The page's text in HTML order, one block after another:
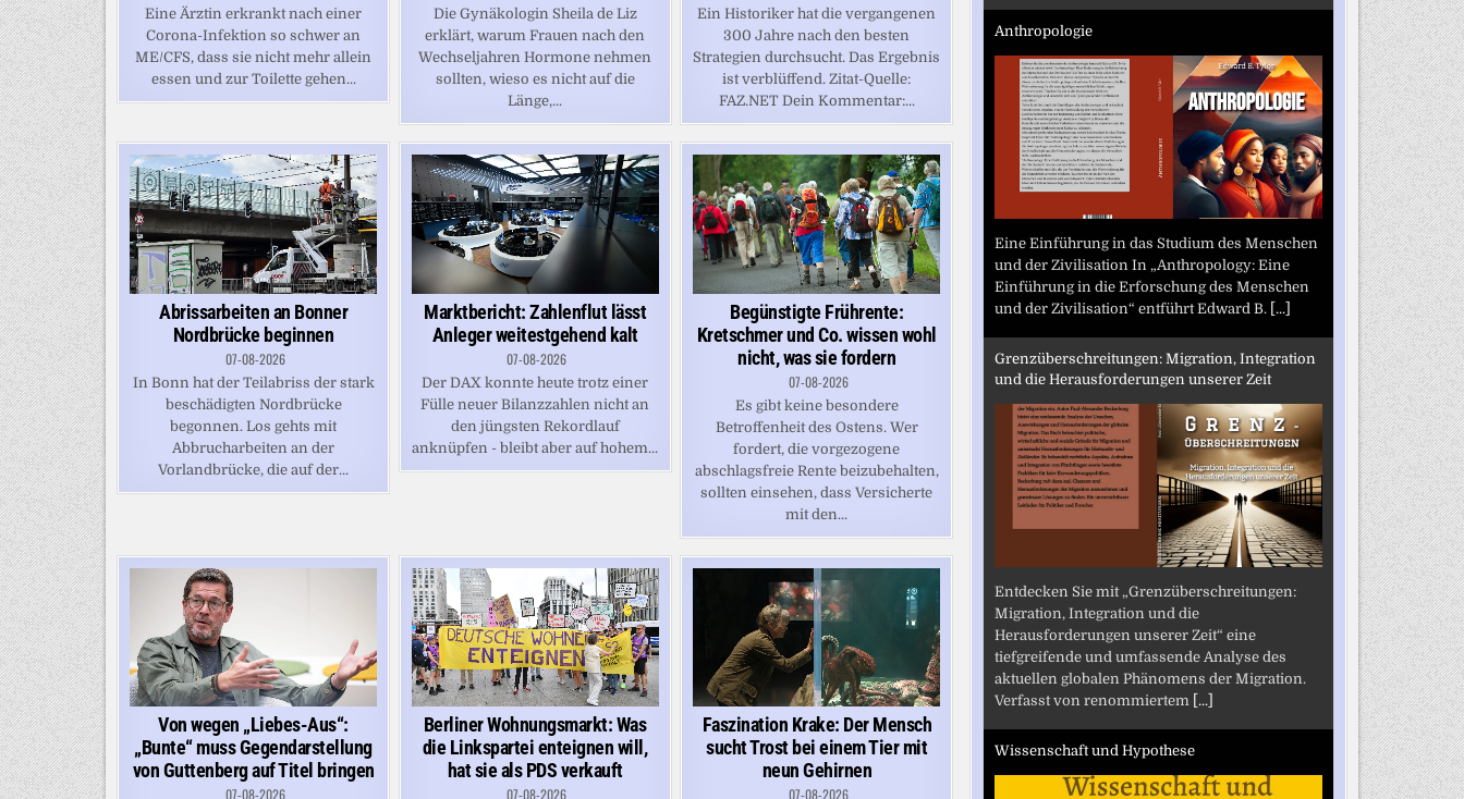
Eine Ärztin erkrankt nach einer
Corona-Infektion so schwer an
ME/CFS, dass sie nicht mehr allein
essen und zur Toilette gehen...
Die Gynäkologin Sheila de Liz
erklärt, warum Frauen nach den
Wechseljahren Hormone nehmen
sollten, wieso es nicht auf die
Länge,...
Ein Historiker hat die vergangenen
300 Jahre nach den besten
Strategien durchsucht. Das Ergebnis
ist verblüffend. Zitat-Quelle:
FAZ.NET Dein Kommentar:...
Abrissarbeiten an Bonner
Nordbrücke beginnen
07-08-2026
In Bonn hat der Teilabriss der stark
beschädigten Nordbrücke
begonnen. Los gehts mit
Abbrucharbeiten an der
Vorlandbrücke, die auf der...
Marktbericht: Zahlenflut lässt
Anleger weitestgehend kalt
07-08-2026
Der DAX konnte heute trotz einer
Fülle neuer Bilanzzahlen nicht an
den jüngsten Rekordlauf
anknüpfen - bleibt aber auf hohem...
Begünstigte Frührente:
Kretschmer und Co. wissen wohl
nicht, was sie fordern
07-08-2026
Es gibt keine besondere
Betroffenheit des Ostens. Wer
fordert, die vorgezogene
abschlagsfreie Rente beizubehalten,
sollten einsehen, dass Versicherte
mit den...
Von wegen „Liebes-Aus“:
„Bunte“ muss Gegendarstellung
von Guttenberg auf Titel bringen
07-08-2026
Berliner Wohnungsmarkt: Was
die Linkspartei enteignen will,
hat sie als PDS verkauft
07-08-2026
Faszination Krake: Der Mensch
sucht Trost bei einem Tier mit
neun Gehirnen
07-08-2026
Anthropologie
Eine Einführung in das Studium des Menschen
und der Zivilisation In „Anthropology: Eine
Einführung in die Erforschung des Menschen
und der Zivilisation“ entführt Edward B. [...]
Grenzüberschreitungen: Migration, Integration
und die Herausforderungen unserer Zeit
Entdecken Sie mit „Grenzüberschreitungen:
Migration, Integration und die
Herausforderungen unserer Zeit“ eine
tiefgreifende und umfassende Analyse des
aktuellen globalen Phänomens der Migration.
Verfasst von renommiertem [...]
Wissenschaft und Hypothese